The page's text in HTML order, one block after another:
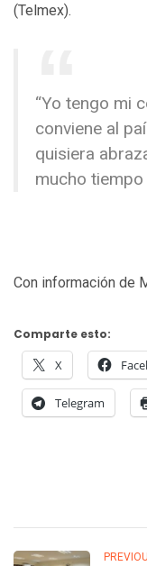
(Telmex).
“Yo tengo mi
conviene al
quisiera
mucho
Con información de
Comparte esto:
X
Telegram